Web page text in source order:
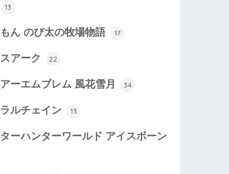
13
もん のび太の牧場物語 17
アーク 22
ーエムブレム 風花雪月 34
ルチェイン 13
ーハンターワールド アイスボーン